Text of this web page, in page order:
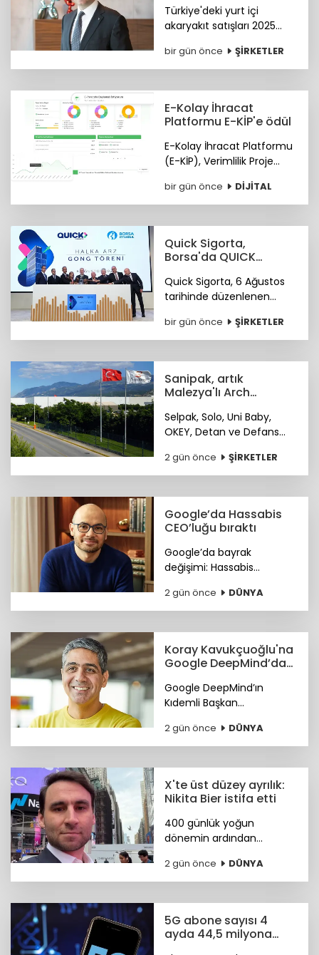
Türkiye'deki yurt içi
akaryakıt satışları 2025
yükseldi. Petrol Ofisi
Grubu, yurt içi toplam
zirvede kapattı.
bir gün önce ŞİRKETLER
E-Kolay İhracat
Platformu E-KİP'e ödül
E-Kolay İhracat Platformu
(E-KİP), Verimlilik Proje
Dönüşüm" kategorisinde
birincilik ödülüne layık
bir gün önce DİJİTAL
Quick Sigorta,
Borsa'da QUICK
görmeye başladı
Quick Sigorta, 6 Ağustos
tarihinde düzenlenen
işlem koduyla Borsa
İstanbul’da işlem görmeye
bir gün önce ŞİRKETLER
Sanipak, artık
Malezya'lı Arch
Selpak, Solo, Uni Baby,
OKEY, Detan ve Defans
bulunduran Sanipak
resmen Arch Peninsula
2 gün önce ŞİRKETLER
Google’da Hassabis
CEO’luğu bıraktı
Google’da bayrak
değişimi: Hassabis
2 gün önce DÜNYA
Koray Kavukçuoğlu'na
Google DeepMind’da
Google DeepMind’ın
Kıdemli Başkan
bilim insanı Koray
Kavukçuoğlu getirildi.
2 gün önce DÜNYA
X'te üst düzey ayrılık:
Nikita Bier istifa etti
400 günlük yoğun
dönemin ardından
şirkette danışman olarak
kalacak. Yerine tasarım ve
oluşan yeni bir ekip
geçiyor.
2 gün önce DÜNYA
5G abone sayısı 4
ayda 44,5 milyona